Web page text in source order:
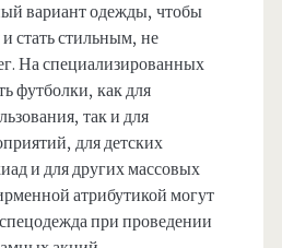
вариант одежды, чтобы
стать стильным, не
На специализированных
футболки, как для
так и для
для детских
и для других массовых
атрибутикой могут
при проведении